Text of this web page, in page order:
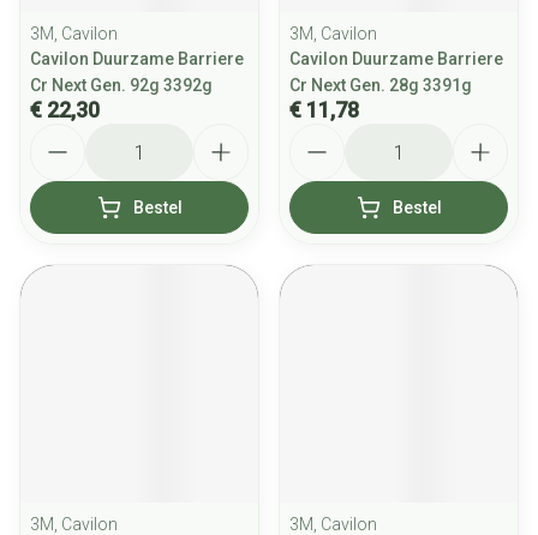
3M, Cavilon
Cavilon Duurzame Barriere
Cr Next Gen. 92g 3392g
€ 22,30
Bestel
3M, Cavilon
Cavilon Duurzame Barriere
Cr Next Gen. 28g 3391g
€ 11,78
Bestel
3M, Cavilon
3M, Cavilon